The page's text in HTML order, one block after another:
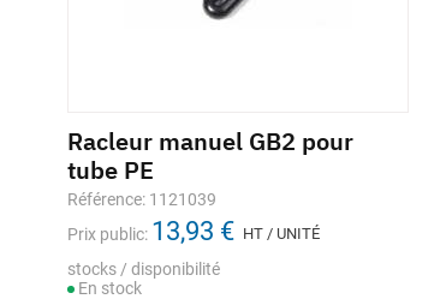
Racleur manuel GB2 pour
tube PE
Référence: 1121039
Prix public: 13,93 € HT / UNITÉ
stocks / disponibilité
En stock